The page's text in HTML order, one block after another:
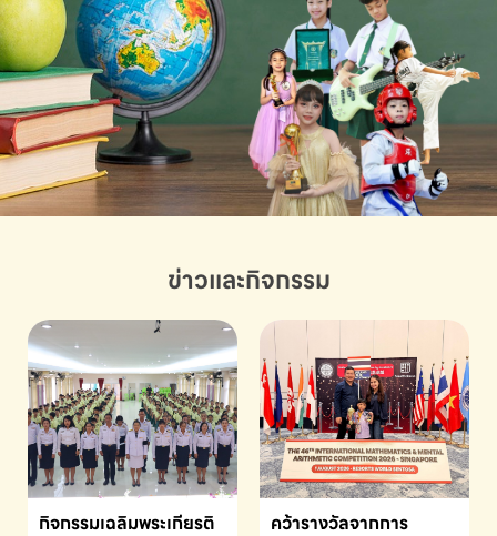
ข่าวและกิจกรรม
กิจกรรมเฉลิมพระเกียรติ
คว้ารางวัลจากการ